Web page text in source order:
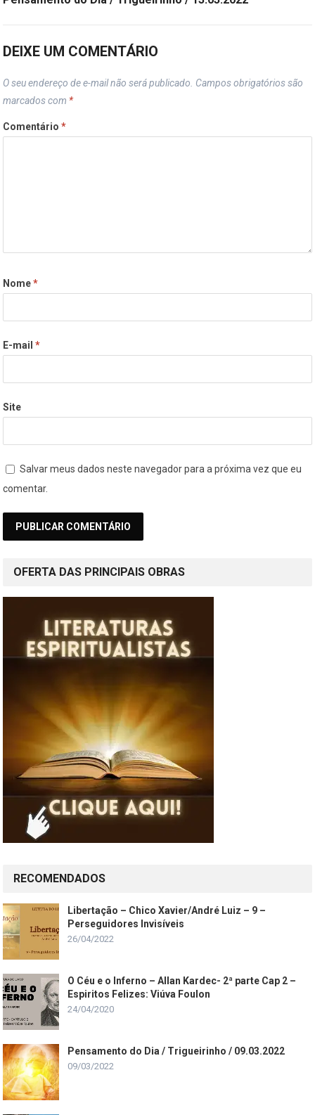
DEIXE UM COMENTÁRIO
O seu endereço de e-mail não será publicado. Campos obrigatórios são
marcados com *
Comentário*
Nome*
E-mail*
Site
Salvar meus dados neste navegador para a próxima vez que eu
comentar.
OFERTA DAS PRINCIPAIS OBRAS
RECOMENDADOS
Libertação – Chico Xavier/André Luiz – 9 –
Perseguidores Invisíveis
26/04/2022
O Céu e o Inferno – Allan Kardec- 2ª parte Cap 2 –
Espiritos Felizes: Viúva Foulon
24/04/2020
Pensamento do Dia / Trigueirinho / 09.03.2022
09/03/2022